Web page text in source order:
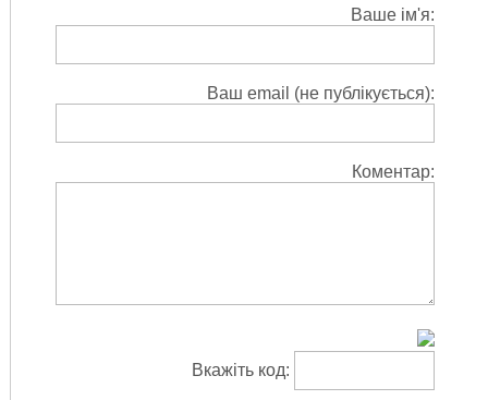
Ваше ім'я:
Ваш email (не публікується):
Коментар:
Вкажіть код: